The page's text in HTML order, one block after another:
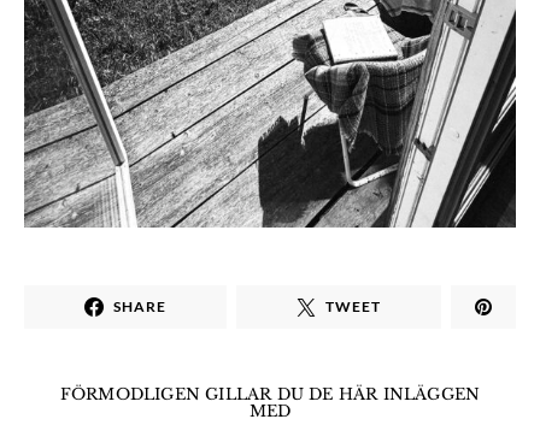
SHARE TWEET
FÖRMODLIGEN GILLAR DU DE HÄR INLÄGGEN
MED